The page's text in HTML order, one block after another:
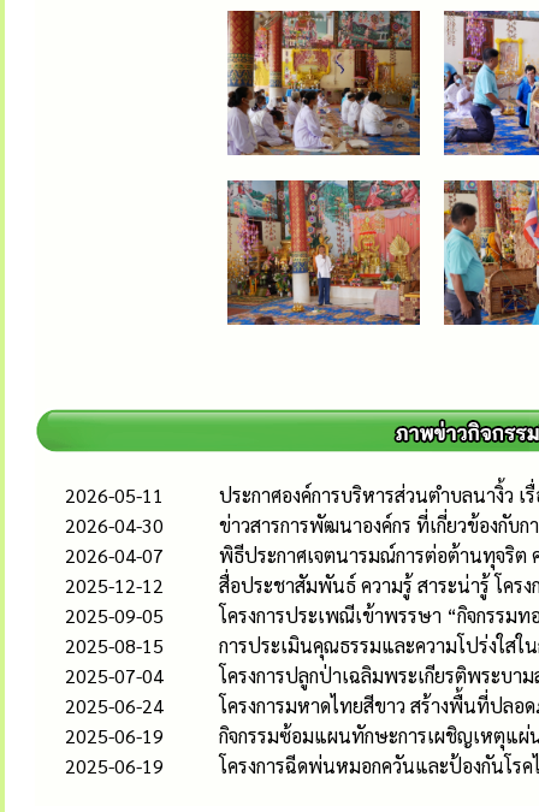
2026-05-11
ประกาศองค์การบริหารส่วนตำบลนางิ้ว
2026-04-30
ข่าวสารการพัฒนาองค์กร ที่เกี่ยวข้องกับ
2026-04-07
พิธีประกาศเจตนารมณ์การต่อต้านทุจริ
2025-12-12
สื่อประชาสัมพันธ์ ความรู้ สาระน่ารู้ โคร
2025-09-05
โครงการประเพณีเข้าพรรษา “กิจกรรม
2025-08-15
การประเมินคุณธรรมและความโปร่งใส
2025-07-04
โครงการปลูกป่าเฉลิมพระเกียรติพระบ
2025-06-24
โครงการมหาดไทยสีขาว สร้างพื้นที่ปลอ
2025-06-19
กิจกรรมซ้อมแผนทักษะการเผชิญเหตุแ
2025-06-19
โครงการฉีดพ่นหมอกควันและป้องกันโรค